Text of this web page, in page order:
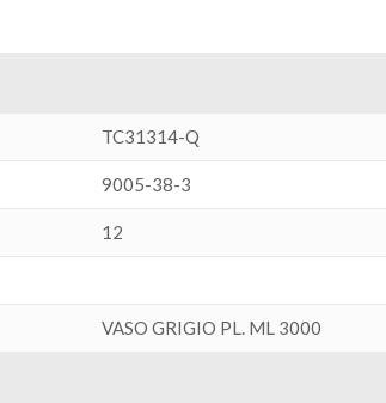
TC31314-Q
9005-38-3
12
VASO GRIGIO PL. ML 3000